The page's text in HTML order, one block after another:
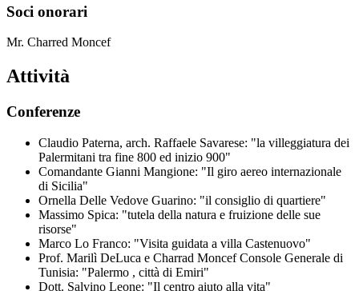
Soci onorari
Mr. Charred Moncef
Attività
Conferenze
Claudio Paterna, arch. Raffaele Savarese: "la villeggiatura dei
Palermitani tra fine 800 ed inizio 900"
Comandante Gianni Mangione: "Il giro aereo internazionale
di Sicilia"
Ornella Delle Vedove Guarino: "il consiglio di quartiere"
Massimo Spica: "tutela della natura e fruizione delle sue
risorse"
Marco Lo Franco: "Visita guidata a villa Castenuovo"
Prof. Marilì DeLuca e Charrad Moncef Console Generale di
Tunisia: "Palermo , città di Emiri"
Dott. Salvino Leone: "Il centro aiuto alla vita"